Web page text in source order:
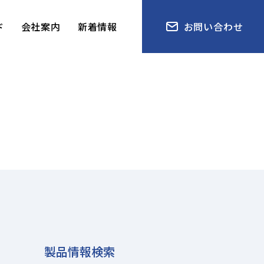
会社案内 新着情報 お問い合わせ
製品情報検索